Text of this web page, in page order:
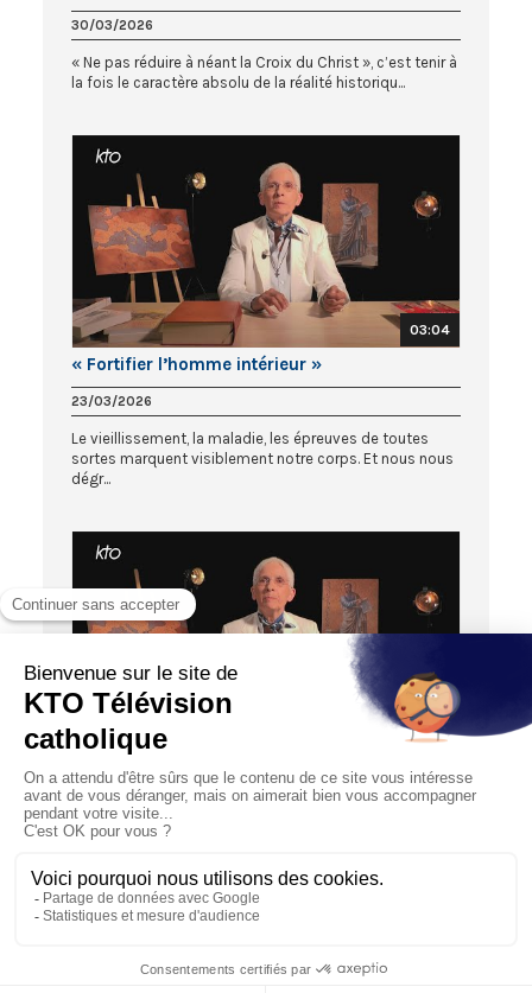
30/03/2026
« Ne pas réduire à néant la Croix du Christ », c’est tenir à
la fois le caractère absolu de la réalité historiqu...
03:04
« Fortifier l’homme intérieur »
23/03/2026
Le vieillissement, la maladie, les épreuves de toutes
sortes marquent visiblement notre corps. Et nous nous
dégr...
03:49
Le fouet et l’ordre établi
16/03/2026
Pas de suite du Christ sans épreuves. Paul le sait et en